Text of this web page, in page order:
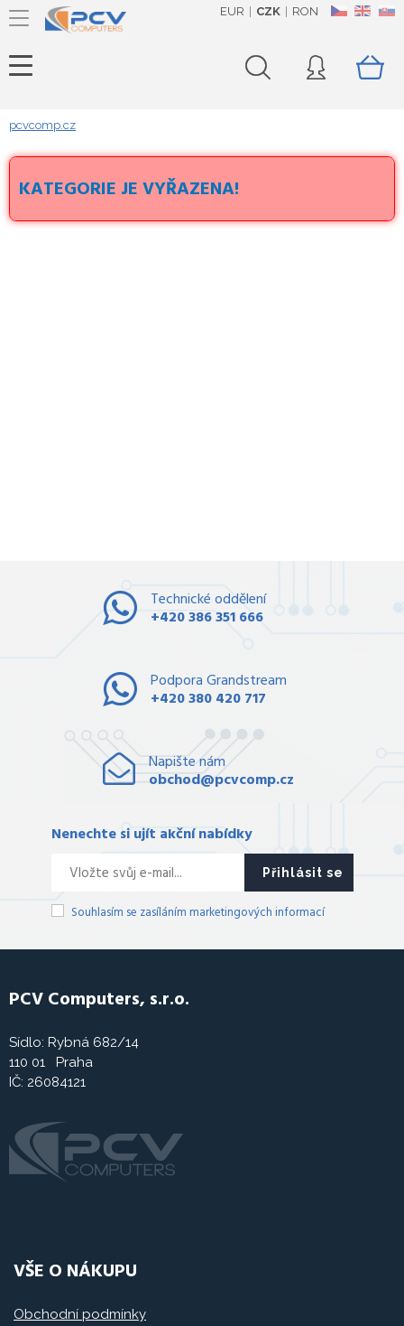
CZ EN SK
EUR CZK RON
pcvcomp.cz
KATEGORIE JE VYŘAZENA!
Technické oddělení
+420 386 351 666
Podpora Grandstream
+420 380 420 717
Napište nám
obchod@pcvcomp.cz
Nenechte si ujít akční nabídky
Přihlásit se
Souhlasím se zasíláním marketingových informací
PCV Computers, s.r.o.
Sídlo: Rybná 682/14
110 01 Praha
IČ: 26084121
VŠE O NÁKUPU
Obchodní podmínky